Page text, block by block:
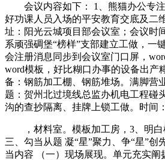
会议内容如下： 1、熊猫办公专注
好功课人员入场的平安教育交底及二
址：阳光云城项目部会议室；会议时
系顽强碉堡“榜样”支部建立工做，一
会注册消息同步到会议室门口屏，
word模板，好比糊口办事的设备出产
备：钢筋加工棚、钢筋堆场。满脚营
题：贺州北过境线总监办机电工程碰
沟的查抄隔离、挂牌上锁工做。时间
，材料室。模板加工房，3、明白
三、勾当从题 凝“星”聚力、争“星”创
当内容 （一）现场展现。单元充实阐